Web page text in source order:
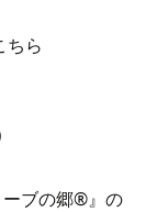
ちら
ブの郷®』の